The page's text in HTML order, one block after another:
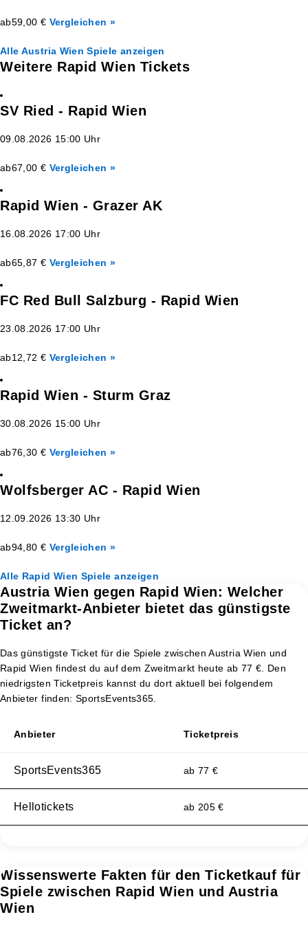
ab59,00 € Vergleichen »
Alle Austria Wien Spiele anzeigen
Weitere Rapid Wien Tickets
SV Ried - Rapid Wien
09.08.2026 15:00 Uhr
ab67,00 € Vergleichen »
Rapid Wien - Grazer AK
16.08.2026 17:00 Uhr
ab65,87 € Vergleichen »
FC Red Bull Salzburg - Rapid Wien
23.08.2026 17:00 Uhr
ab12,72 € Vergleichen »
Rapid Wien - Sturm Graz
30.08.2026 15:00 Uhr
ab76,30 € Vergleichen »
Wolfsberger AC - Rapid Wien
12.09.2026 13:30 Uhr
ab94,80 € Vergleichen »
Alle Rapid Wien Spiele anzeigen
Austria Wien gegen Rapid Wien: Welcher
Zweitmarkt-Anbieter bietet das günstigste
Ticket an?
Das günstigste Ticket für die Spiele zwischen Austria Wien und
Rapid Wien findest du auf dem Zweitmarkt heute ab 77 €. Den
niedrigsten Ticketpreis kannst du dort aktuell bei folgendem
Anbieter finden: SportsEvents365.
Anbieter Ticketpreis
SportsEvents365 ab 77 €
Hellotickets ab 205 €
Wissenswerte Fakten für den Ticketkauf für
Spiele zwischen Rapid Wien und Austria
Wien